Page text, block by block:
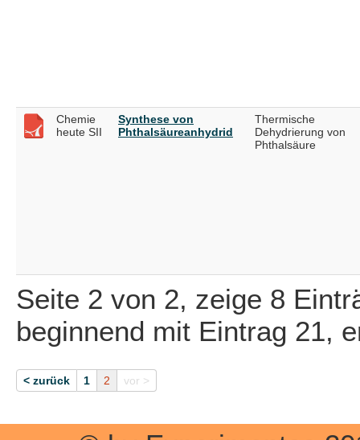
Chemie
heute SII
Synthese von
Phthalsäureanhydrid
Thermische
Dehydrierung von
Phthalsäure
Seite 2 von 2, zeige 8
beginnend mit Eintrag 21,
< zurück 1 2 vor >